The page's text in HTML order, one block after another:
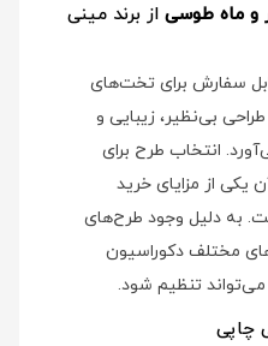
و ماه طوسی از برند مینی
سفارش برای تخت‌های
بی‌نظیر، زیبایی و
انتخاب طرح برای
از مزایای خرید
به دلیل وجود طرح‌های
مختلف دکوراسیون
تنظیم شود.
چاپی